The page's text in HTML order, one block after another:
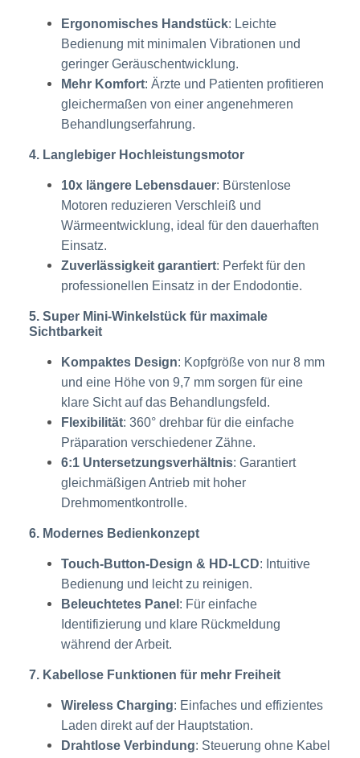
Ergonomisches Handstück: Leichte
Bedienung mit minimalen Vibrationen und
geringer Geräuschentwicklung.
Mehr Komfort: Ärzte und Patienten profitieren
gleichermaßen von einer angenehmeren
Behandlungserfahrung.
4. Langlebiger Hochleistungsmotor
10x längere Lebensdauer: Bürstenlose
Motoren reduzieren Verschleiß und
Wärmeentwicklung, ideal für den dauerhaften
Einsatz.
Zuverlässigkeit garantiert: Perfekt für den
professionellen Einsatz in der Endodontie.
5. Super Mini-Winkelstück für maximale
Sichtbarkeit
Kompaktes Design: Kopfgröße von nur 8 mm
und eine Höhe von 9,7 mm sorgen für eine
klare Sicht auf das Behandlungsfeld.
Flexibilität: 360° drehbar für die einfache
Präparation verschiedener Zähne.
6:1 Untersetzungsverhältnis: Garantiert
gleichmäßigen Antrieb mit hoher
Drehmomentkontrolle.
6. Modernes Bedienkonzept
Touch-Button-Design & HD-LCD: Intuitive
Bedienung und leicht zu reinigen.
Beleuchtetes Panel : Für einfache
Identifizierung und klare Rückmeldung
während der Arbeit.
7. Kabellose Funktionen für mehr Freiheit
Wireless Charging: Einfaches und effizientes
Laden direkt auf der Hauptstation.
Drahtlose Verbindung: Steuerung ohne Kabel